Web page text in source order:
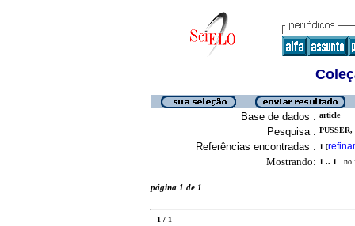
Base de dados : article
Pesquisa :
Referências encontradas : 1 [refinar
Mostrando: 1 .. 1 no
página 1 de 1
1 / 1